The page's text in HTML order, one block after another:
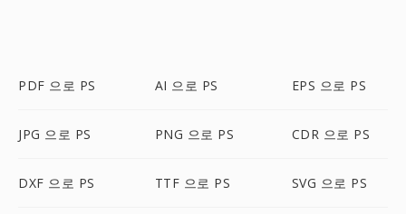
PDF 으로 PS AI 으로 PS EPS 으로 PS
JPG 으로 PS PNG 으로 PS CDR 으로 PS
DXF 으로 PS TTF 으로 PS SVG 으로 PS